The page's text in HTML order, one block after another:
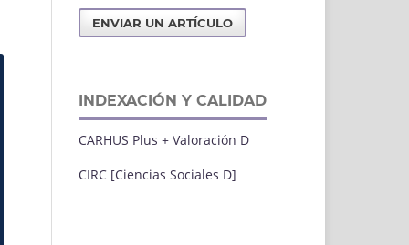
ENVIAR UN ARTÍCULO
INDEXACIÓN Y CALIDAD
CARHUS Plus + Valoración D
CIRC [Ciencias Sociales D]